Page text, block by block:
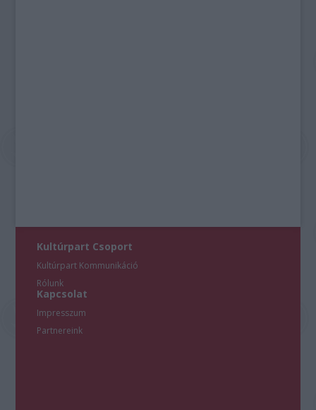
Kultúrpart Csoport
Kultúrpart Kommunikáció
Rólunk
Kapcsolat
Impresszum
Partnereink